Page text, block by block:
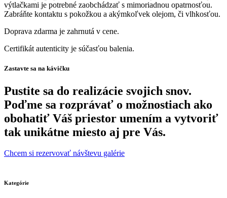
výtlačkami je potrebné zaobchádzať s mimoriadnou opatrnosťou.
Zabráňte kontaktu s pokožkou a akýmkoľvek olejom, či vlhkosťou.
Doprava zdarma je zahrnutá v cene.
Certifikát autenticity je súčasťou balenia.
Zastavte sa na kávičku
Pustite sa do realizácie svojich snov.
Poďme sa rozprávať o možnostiach ako
obohatiť Váš priestor umením a vytvoriť
tak unikátne miesto aj pre Vás.
Chcem si rezervovať návštevu galérie
Kategórie